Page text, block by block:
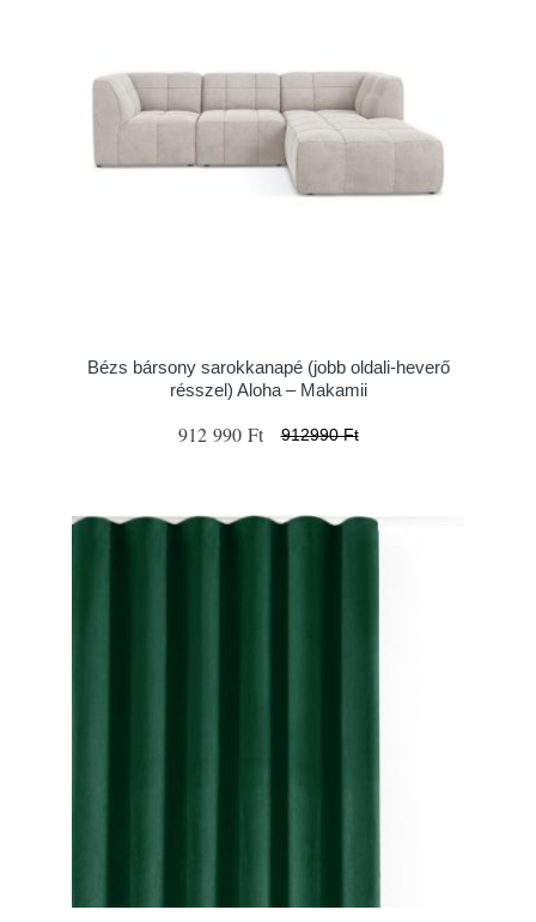
Bézs bársony sarokkanapé (jobb oldali-heverő
résszel) Aloha – Makamii
912 990 Ft 912990 Ft